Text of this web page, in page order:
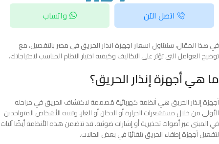
اتصل الآن واتساب
في هذا المقال، سنتناولاسعار اجهزة انذار الحريق فى مصر​بالتفصيل، مع
توضيح العوامل التي تؤثر على التكاليف وكيفية اختيار النظام المناسب لاحتياجاتك.
ما هي أجهزة إنذار الحريق؟
أجهزة إنذار الحريق هي أنظمة كهربائية مُصممة لاكتشاف الحريق في مراحله
الأولى من خلال مستشعرات الحرارة أو الدخان أو الغاز، وتنبيه الأشخاص المتواجدين
في المبنى عبر أصوات تحذيرية أو إشارات ضوئية. قد تتضمن هذه الأنظمة أيضًا آليات
لتفعيل أجهزة إطفاء الحريق تلقائيًا في بعض الحالات.